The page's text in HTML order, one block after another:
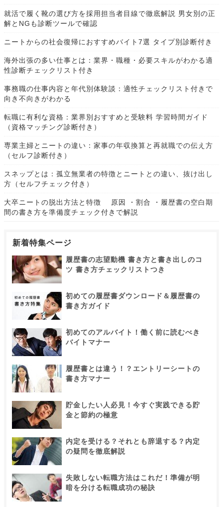
就活で履く靴の選び方を採用担当者目線で徹底解説 男女別の正
解とNGも診断ツールで確認
ニートからの社会復帰におすすめバイト7選 タイプ別診断付き
海外出張の多い仕事とは：業界・職種・必要スキルがわかる適
性診断チェックリスト付き
事務職の仕事内容と年代別体験談：適性チェックリスト付きで
向き不向きがわかる
転職に有利な資格：業界別おすすめと受験料 学習時間ガイド
（資格マッチング診断付き）
専業主婦とニートの違い：家事の年収換算と再就職での伝え方
（セルフ診断付き）
スネップとは：孤立無業者の特徴とニートとの違い、抜け出し
方（セルフチェック付き）
大卒ニートの脱出方法と特徴 原因 ・割合 ・履歴書の空白期
間の書き方を準備度チェック付きで解説
新着特集ページ
履歴書の志望動機 書き方と書き出しのコ
ツ 書き方チェックリストつき
初めての履歴書ダウンロード＆履歴書の
書き方ガイド
初めてのアルバイト！働く前に読むべき
バイトマナー
履歴書とは違う！？エントリーシートの
書き方マナー
貯金したい人必見！今すぐ実践できる貯
金と節約の極意
内定を受ける？それとも辞退する？内定
の疑問を徹底解説
失敗しない転職方法はこれだ！準備が明
暗を分ける転職成功の秘訣